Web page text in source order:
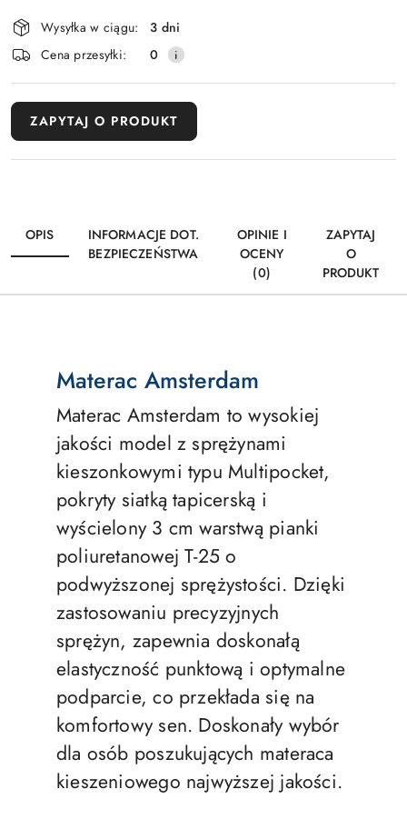
dostawaWysyłka w ciągu:
3 dni
Cena przesyłki:
0
ZAPYTAJ O PRODUKT
OPIS
INFORMACJE DOT.
BEZPIECZEŃSTWA
OPINIE I
OCENY
(0)
ZAPYTAJ
O
PRODUKT
Materac Amsterdam
Materac Amsterdam to wysokiej
jakości model z sprężynami
kieszonkowymi typu Multipocket,
pokryty siatką tapicerską i
wyścielony 3 cm warstwą pianki
poliuretanowej T-25 o
podwyższonej sprężystości. Dzięki
zastosowaniu precyzyjnych
sprężyn, zapewnia doskonałą
elastyczność punktową i optymalne
podparcie, co przekłada się na
komfortowy sen. Doskonały wybór
dla osób poszukujących materaca
kieszeniowego najwyższej jakości.